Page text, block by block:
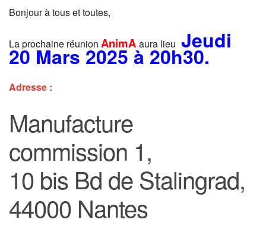
Bonjour à tous et toutes,
La prochaine réunion AnimA aura lieu Jeudi
20 Mars 2025à 20h30.
Adresse :
Manufacture
commission 1,
10 bis Bd de Stalingrad,
44000 Nantes